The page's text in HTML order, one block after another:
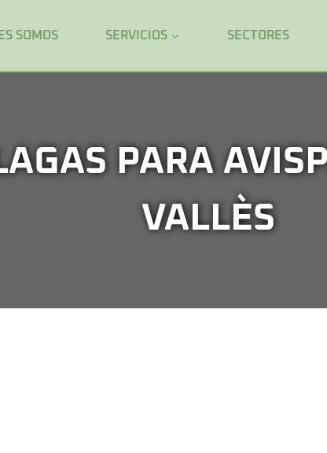
SOMOS SERVICIOS SECTORES
PARA
VALLÈS